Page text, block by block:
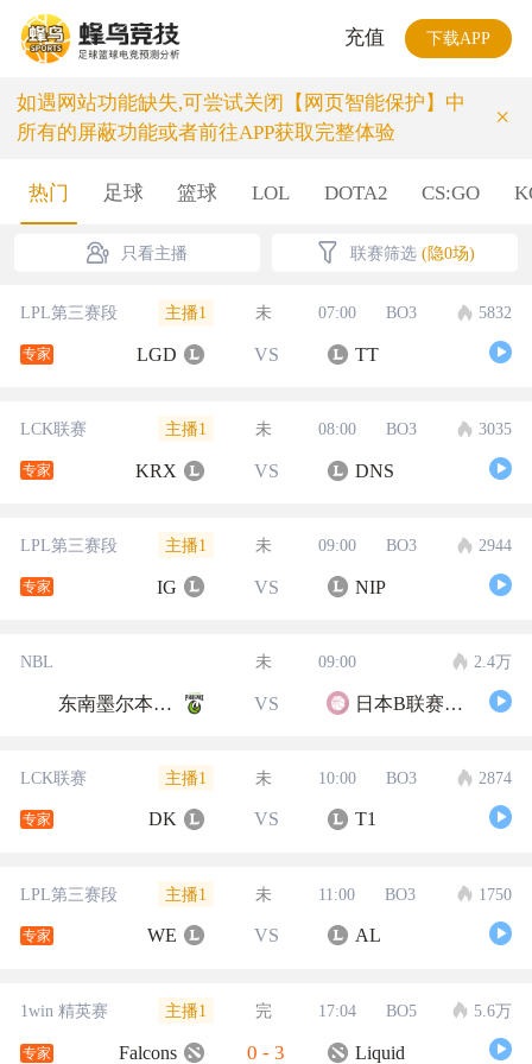
充值 下载APP
如遇网站功能缺失,可尝试关闭【网页智能保护】中
所有的屏蔽功能或者前往APP获取完整体验
×
热门 足球 篮球 LOL DOTA2 CS:GO
只看主播 联赛筛选 (隐0场)
LPL第三赛段 主播1 未 07:00 BO3 5832
专家 LGD VS TT
LCK联赛 主播1 未 08:00 BO3 3035
专家 KRX VS DNS
LPL第三赛段 主播1 未 09:00 BO3 2944
专家 IG VS NIP
NBL 未 09:00 2.4万
东南墨尔本凤凰 VS 日本B联赛联队
LCK联赛 主播1 未 10:00 BO3 2874
专家 DK VS T1
LPL第三赛段 主播1 未 11:00 BO3 1750
专家 WE VS AL
1win 精英赛 主播1 完 17:04 BO5 5.6万
专家 Falcons 0 - 3 Liquid